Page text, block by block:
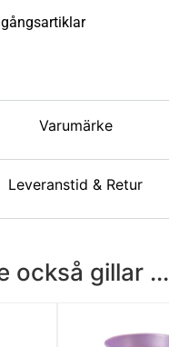
Varumärke
Leveranstid & Retur
också gillar ...